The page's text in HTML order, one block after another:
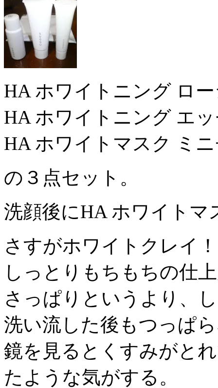
HA ホワイトニング ロ
HA ホワイトニング エ
HA ホワイトマスク ミ
の３点セット。
洗顔後にHA ホワイト
さすがホワイトクレイ！
しっとりもちもちの仕
さっぱりというより、
洗い流した後もつっぱ
鏡を見るとくすみがと
たような気がする。